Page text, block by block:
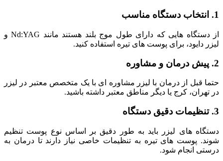
1. انتخاب دستگاه مناسب
از دستگاه ‌هایی که دارای طول موج بلند هستند مانند Nd:YAG و
لیزر دایود، برای پوست‌ های تیره استفاده کنید.
2. پیش‌ درمان و مشاوره
حتما قبل از درمان با لیزر مشاوره‌ ای با یک متخصص معتبر در لیزر
در تهران، کرج یا دیگر مناطق معتبر داشته باشید.
3. تنظیمات دقیق دستگاه
دستگاه‌ های لیزر باید به‌ طور دقیق بر اساس نوع پوست تنظیم
شوند. پوست‌ های تیره به تنظیمات خاصی نیاز دارند تا درمان به
درستی انجام شود.